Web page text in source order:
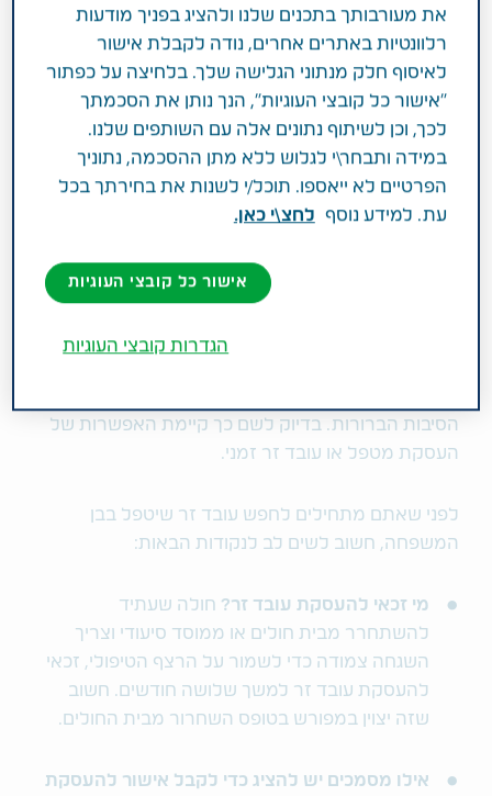
להעסקת עובד זר למשך שלושה חודשים.
מה חשוב שבן משפחה מטפל ידע לגבי
הזכאות לזכות, מה התועלות שיכולות לצמוח
ממנה ועוד 5 נקודות חשובות אחרות
בשעה טובה הטיפול בבית החולים הסתיים ואתם רשאים
לצאת הביתה יחד עם קרוב המשפחה בו טיפלתם לאורך
מבית החולים ועד שיקום מלא היא תקופת ביניים, בה בן
אשפוז תחת השגחה בבית החולים הגיוני שיש צורך
הסיבות הברורות. בדיוק לשם כך קיימת האפשרות של
העסקת מטפל או עובד זר זמני.
לפני שאתם מתחילים לחפש עובד זר שיטפל בבן
המשפחה, חשוב לשים לב לנקודות הבאות:
מי זכאי להעסקת עובד זר? חולה שעתיד
להשתחרר מבית חולים או ממוסד סיעודי וצריך
השגחה צמודה כדי לשמור על הרצף הטיפולי, זכאי
להעסקת עובד זר למשך שלושה חודשים. חשוב
שזה יצוין במפורש בטופס השחרור מבית החולים.
אילו מסמכים יש להציג כדי לקבל אישור להעסקת
את מעורבותך בתכנים שלנו ולהציג בפניך מודעות
רלוונטיות באתרים אחרים, נודה לקבלת אישור
לאיסוף חלק מנתוני הגלישה שלך. בלחיצה על כפתור
"אישור כל קובצי העוגיות", הנך נותן את הסכמתך
לכך, וכן לשיתוף נתונים אלה עם השותפים שלנו.
במידה ותבחר\י לגלוש ללא מתן ההסכמה, נתוניך
הפרטיים לא ייאספו. תוכל/י לשנות את בחירתך בכל
עת. למידע נוסף
לחצ\י כאן.
אישור כל קובצי העוגיות
הגדרות קובצי העוגיות